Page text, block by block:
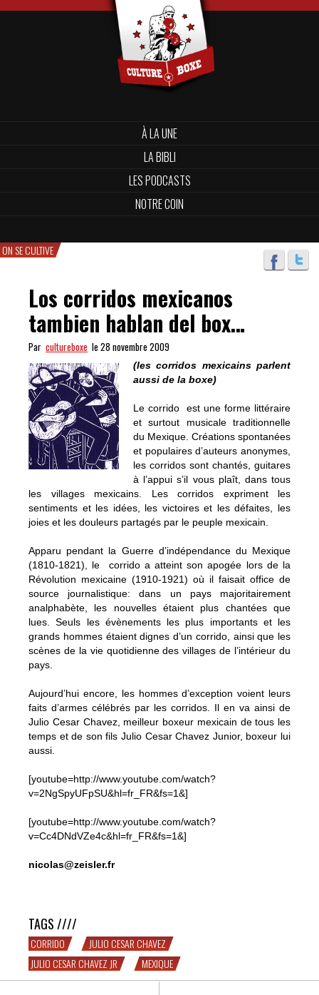
À LA UNE
LA BIBLI
LES PODCASTS
NOTRE COIN
ON SE CULTIVE
Los corridos mexicanos
tambien hablan del box…
Par cultureboxe le 28 novembre 2009
(les corridos mexicains parlent
aussi de la boxe)
Le corrido est une forme littéraire
et surtout musicale traditionnelle
du Mexique. Créations spontanées
et populaires d’auteurs anonymes,
les corridos sont chantés, guitares
à l’appui s’il vous plaît, dans tous
les villages mexicains. Les corridos expriment les
sentiments et les idées, les victoires et les défaites, les
joies et les douleurs partagés par le peuple mexicain.
Apparu pendant la Guerre d’indépendance du Mexique
(1810-1821), le corrido a atteint son apogée lors de la
Révolution mexicaine (1910-1921) où il faisait office de
source journalistique: dans un pays majoritairement
analphabète, les nouvelles étaient plus chantées que
lues. Seuls les évènements les plus importants et les
grands hommes étaient dignes d’un corrido, ainsi que les
scènes de la vie quotidienne des villages de l’intérieur du
pays.
Aujourd’hui encore, les hommes d’exception voient leurs
faits d’armes célébrés par les corridos. Il en va ainsi de
Julio Cesar Chavez, meilleur boxeur mexicain de tous les
temps et de son fils Julio Cesar Chavez Junior, boxeur lui
aussi.
[youtube=http://www.youtube.com/watch?
v=2NgSpyUFpSU&hl=fr_FR&fs=1&]
[youtube=http://www.youtube.com/watch?
v=Cc4DNdVZe4c&hl=fr_FR&fs=1&]
nicolas@zeisler.fr
TAGS ////
CORRIDO
JULIO CESAR CHAVEZ
JULIO CESAR CHAVEZ JR
MEXIQUE